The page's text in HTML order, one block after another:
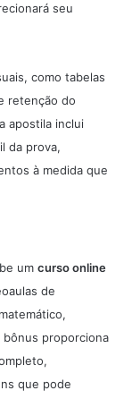
seu
como tabelas
retenção do
apostila inclui
da prova,
à medida que
um curso online
de
proporciona
que pode